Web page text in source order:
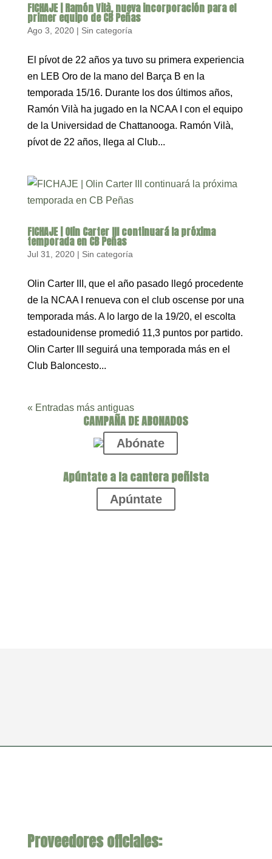
FICHAJE | Ramón Vilà, nueva incorporación para el
primer equipo de CB Peñas
Ago 3, 2020| Sin categoría
El pívot de 22 años ya tuvo su primera experiencia
en LEB Oro de la mano del Barça B en la
temporada 15/16. Durante los dos últimos años,
Ramón Vilà ha jugado en la NCAA I con el equipo
de la Universidad de Chattanooga. Ramón Vilà,
pívot de 22 años, llega al Club...
FICHAJE | Olin Carter III continuará la próxima
temporada en CB Peñas
Jul 31, 2020| Sin categoría
Olin Carter III, que el año pasado llegó procedente
de la NCAA I renueva con el club oscense por una
temporada más. A lo largo de la 19/20, el escolta
estadounidense promedió 11,3 puntos por partido.
Olin Carter III seguirá una temporada más en el
Club Baloncesto...
« Entradas más antiguas
CAMPAÑA DE ABONADOS
Abónate
Apúntate a la cantera peñista
Apúntate
Proveedores oficiales: